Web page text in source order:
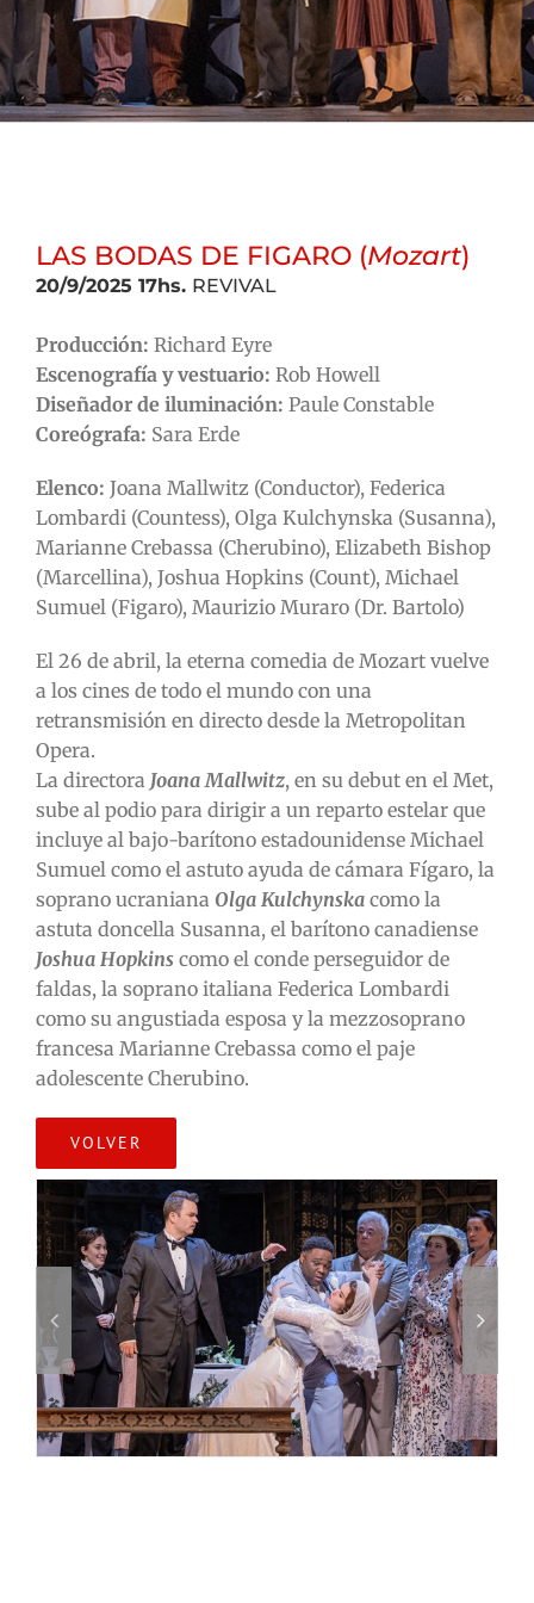
LAS BODAS DE FIGARO (Mozart)
20/9/2025 17hs. REVIVAL
Producción: Richard Eyre
Escenografía y vestuario: Rob Howell
Diseñador de iluminación: Paule Constable
Coreógrafa: Sara Erde
Elenco: Joana Mallwitz (Conductor), Federica
Lombardi (Countess), Olga Kulchynska (Susanna),
Marianne Crebassa (Cherubino), Elizabeth Bishop
(Marcellina), Joshua Hopkins (Count), Michael
Sumuel (Figaro), Maurizio Muraro (Dr. Bartolo)
El 26 de abril, la eterna comedia de Mozart vuelve
a los cines de todo el mundo con una
retransmisión en directo desde la Metropolitan
Opera.
La directora Joana Mallwitz, en su debut en el Met,
sube al podio para dirigir a un reparto estelar que
incluye al bajo-barítono estadounidense Michael
Sumuel como el astuto ayuda de cámara Fígaro, la
soprano ucraniana Olga Kulchynska como la
astuta doncella Susanna, el barítono canadiense
Joshua Hopkins como el conde perseguidor de
faldas, la soprano italiana Federica Lombardi
como su angustiada esposa y la mezzosoprano
francesa Marianne Crebassa como el paje
adolescente Cherubino.
VOLVER